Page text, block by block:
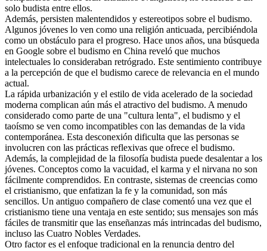
solo budista entre ellos.
Además, persisten malentendidos y estereotipos sobre el budismo.
Algunos jóvenes lo ven como una religión anticuada, percibiéndola
como un obstáculo para el progreso. Hace unos años, una búsqueda
en Google sobre el budismo en China reveló que muchos
intelectuales lo consideraban retrógrado. Este sentimiento contribuye
a la percepción de que el budismo carece de relevancia en el mundo
actual.
La rápida urbanización y el estilo de vida acelerado de la sociedad
moderna complican aún más el atractivo del budismo. A menudo
considerado como parte de una "cultura lenta", el budismo y el
taoísmo se ven como incompatibles con las demandas de la vida
contemporánea. Esta desconexión dificulta que las personas se
involucren con las prácticas reflexivas que ofrece el budismo.
Además, la complejidad de la filosofía budista puede desalentar a los
jóvenes. Conceptos como la vacuidad, el karma y el nirvana no son
fácilmente comprendidos. En contraste, sistemas de creencias como
el cristianismo, que enfatizan la fe y la comunidad, son más
sencillos. Un antiguo compañero de clase comentó una vez que el
cristianismo tiene una ventaja en este sentido; sus mensajes son más
fáciles de transmitir que las enseñanzas más intrincadas del budismo,
incluso las Cuatro Nobles Verdades.
Otro factor es el enfoque tradicional en la renuncia dentro del